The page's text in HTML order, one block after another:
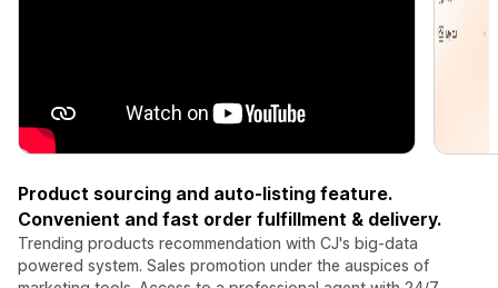
Product sourcing and auto-listing feature.
Convenient and fast order fulfillment & delivery.
Trending products recommendation with CJ's big-data
powered system. Sales promotion under the auspices of